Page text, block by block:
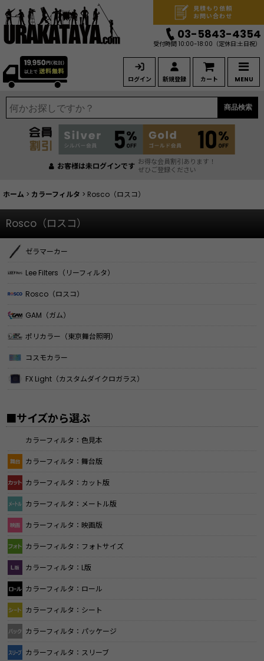
ログイン 新規登録 カート MENU
見積もり依頼
お問い合わせ
03-5843-4354
受付時間 10:00-18:00 （定休日:土日祝）
商品検索
お客様は未ログインです お得な会員割引あります！
ぜひご登録ください
ホーム > カラーフィルタ > Rosco（ロスコ）
Rosco（ロスコ）
ゼラマーカー
Lee Filters（リーフィルタ）
Rosco（ロスコ）
GAM（ガム）
ポリカラー（東京舞台照明）
コスモカラー
FX Light（カスタムダイクロガラス）
■サイズから選ぶ
カラーフィルタ：色見本
カラーフィルタ：舞台版
カラーフィルタ：カット版
カラーフィルタ：メートル版
カラーフィルタ：映画版
カラーフィルタ：フォトサイズ
カラーフィルタ：L版
カラーフィルタ：ロール
カラーフィルタ：シート
カラーフィルタ：パッケージ
カラーフィルタ：スリーブ